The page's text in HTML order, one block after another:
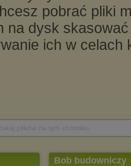
Bob budowniczy